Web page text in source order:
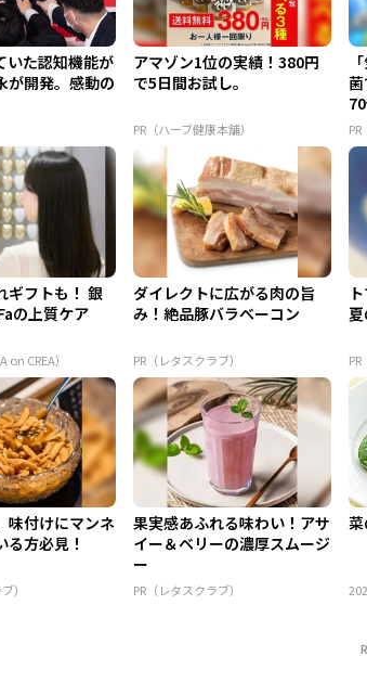
いた認知機能が
開発。感動の
アマゾン1位の実績！380円
で5日間お試し。
PR（ハーブ健康本舗） PR
ギフトも！ 銀
の上質ケア
on CREA）
ダイレクトに広がる肉の旨
み！絶品豚バラベーコン
PR（レタスクラブ） PR
味付けにマンネ
る方必見！
）
果実感あふれる味わい！アサ
イー＆ベリーの濃厚スムージ
ー
PR（レタスクラブ）